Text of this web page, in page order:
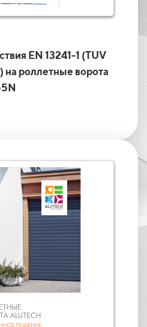
EN 13241-1 (TUV
на роллетные ворота